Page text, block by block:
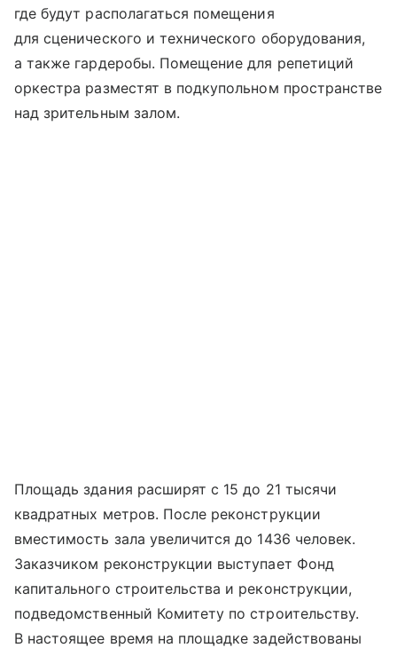
где будут располагаться помещения
для сценического и технического оборудования,
а также гардеробы. Помещение для репетиций
оркестра разместят в подкупольном пространстве
над зрительным залом.
Площадь здания расширят с 15 до 21 тысячи
квадратных метров. После реконструкции
вместимость зала увеличится до 1436 человек.
Заказчиком реконструкции выступает Фонд
капитального строительства и реконструкции,
подведомственный Комитету по строительству.
В настоящее время на площадке задействованы